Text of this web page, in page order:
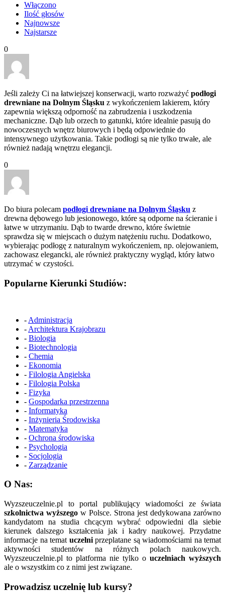
Włączono
Ilość głosów
Najnowsze
Najstarsze
0
Jeśli zależy Ci na łatwiejszej konserwacji, warto rozważyć podłogi
drewniane na Dolnym Śląsku z wykończeniem lakierem, który
zapewnia większą odporność na zabrudzenia i uszkodzenia
mechaniczne. Dąb lub orzech to gatunki, które idealnie pasują do
nowoczesnych wnętrz biurowych i będą odpowiednie do
intensywnego użytkowania. Takie podłogi są nie tylko trwałe, ale
również nadają wnętrzu elegancji.
0
Do biura polecam podłogi drewniane na Dolnym Śląsku z
drewna dębowego lub jesionowego, które są odporne na ścieranie i
łatwe w utrzymaniu. Dąb to twarde drewno, które świetnie
sprawdza się w miejscach o dużym natężeniu ruchu. Dodatkowo,
wybierając podłogę z naturalnym wykończeniem, np. olejowaniem,
zachowasz elegancki, ale również praktyczny wygląd, który łatwo
utrzymać w czystości.
Popularne Kierunki Studiów:
- Administracja
- Architektura Krajobrazu
- Biologia
- Biotechnologia
- Chemia
- Ekonomia
- Filologia Angielska
- Filologia Polska
- Fizyka
- Gospodarka przestrzenna
- Informatyka
- Inżynieria Środowiska
- Matematyka
- Ochrona środowiska
- Psychologia
- Socjologia
- Zarządzanie
O Nas:
Wyzszeuczelnie.pl to portal publikujący wiadomości ze świata
szkolnictwa wyższego w Polsce. Strona jest dedykowana zarówno
kandydatom na studia chcącym wybrać odpowiedni dla siebie
kierunek dalszego kształcenia jak i kadry naukowej. Przydatne
informacje na temat uczelniprzeplatane są wiadomościami na temat
aktywności studentów na różnych polach naukowych.
Wyzszeuczelnie.pl to platforma nie tylko o uczelniach wyższych
ale o wszystkim co z nimi jest związane.
Prowadzisz uczelnię lub kursy?